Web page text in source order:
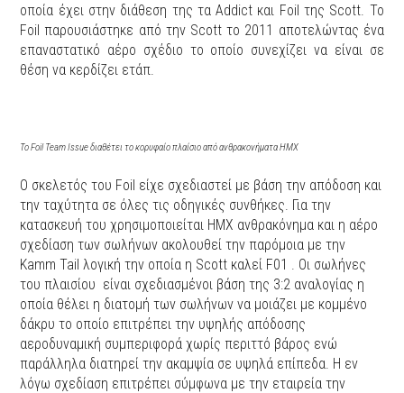
οποία έχει στην διάθεση της τα Addict και Foil της Scott. Το
Foil παρουσιάστηκε από την Scott το 2011 αποτελώντας ένα
επαναστατικό αέρο σχέδιο το οποίο συνεχίζει να είναι σε
θέση να κερδίζει ετάπ.
To Foil Team Issue διαθέτει το κορυφαίο πλαίσιο από ανθρακονήματα ΗΜΧ
Ο σκελετός του Foil είχε σχεδιαστεί με βάση την απόδοση και
την ταχύτητα σε όλες τις οδηγικές συνθήκες. Για την
κατασκευή του χρησιμοποιείται HΜΧ ανθρακόνημα και η αέρο
σχεδίαση των σωλήνων ακολουθεί την παρόμοια με την
Kamm Tail λογική την οποία η Scott καλεί F01 . Οι σωλήνες
του πλαισίου είναι σχεδιασμένοι βάση της 3:2 αναλογίας η
οποία θέλει η διατομή των σωλήνων να μοιάζει με κομμένο
δάκρυ το οποίο επιτρέπει την υψηλής απόδοσης
αεροδυναμική συμπεριφορά χωρίς περιττό βάρος ενώ
παράλληλα διατηρεί την ακαμψία σε υψηλά επίπεδα. Η εν
λόγω σχεδίαση επιτρέπει σύμφωνα με την εταιρεία την